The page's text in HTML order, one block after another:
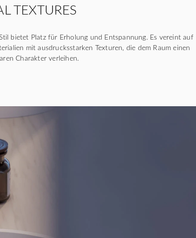
TEXTURES
bietet Platz für Erholung und Entspannung. Es vereint auf
mit ausdrucksstarken Texturen, die dem Raum einen
Charakter verleihen.